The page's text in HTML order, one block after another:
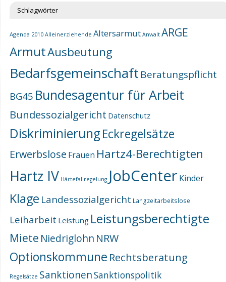
Schlagwörter
Agenda 2010 Alleinerziehende Altersarmut Anwalt ARGE
ArmutAusbeutung
Bedarfsgemeinschaft Beratungspflicht
BG45 Bundesagentur für Arbeit
Bundessozialgericht Datenschutz
DiskriminierungEckregelsätze
Erwerbslose Frauen Hartz4-Berechtigten
Hartz IV Härtefallregelung JobCenter Kinder
Klage Landessozialgericht Langzeitarbeitslose
Leiharbeit Leistung Leistungsberechtigte
Miete Niedriglohn NRW
Optionskommune Rechtsberatung
Regelsätze SanktionenSanktionspolitik